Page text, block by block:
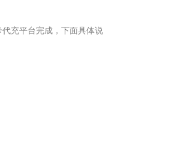
充平台完成，下面具体说